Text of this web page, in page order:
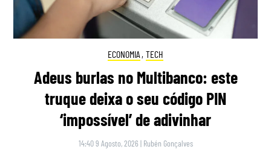
ECONOMIA , TECH
Adeus burlas no Multibanco: este
truque deixa o seu código PIN
‘impossível’ de adivinhar
14:40 9 Agosto, 2026 | Rubén Gonçalves